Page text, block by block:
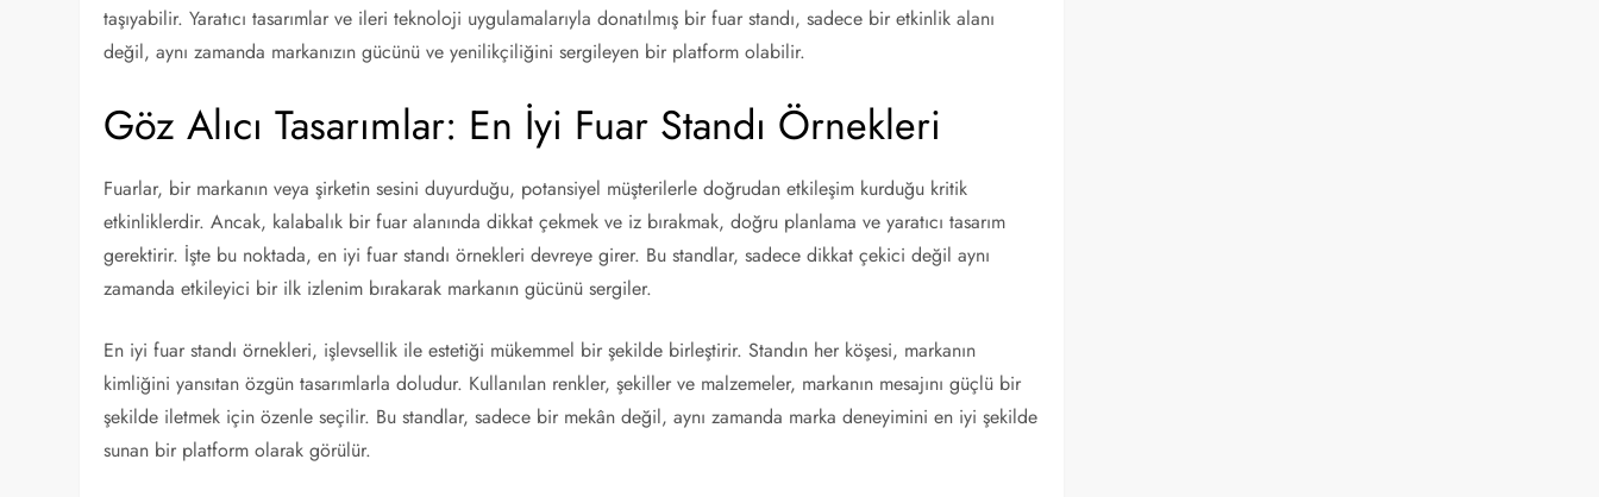
taşıyabilir. Yaratıcı tasarımlar ve ileri teknoloji uygulamalarıyla donatılmış bir fuar standı, sadece bir etkinlik alanı
değil, aynı zamanda markanızın gücünü ve yenilikçiliğini sergileyen bir platform olabilir.
Göz Alıcı Tasarımlar: En İyi Fuar Standı Örnekleri
Fuarlar, bir markanın veya şirketin sesini duyurduğu, potansiyel müşterilerle doğrudan etkileşim kurduğu kritik
etkinliklerdir. Ancak, kalabalık bir fuar alanında dikkat çekmek ve iz bırakmak, doğru planlama ve yaratıcı tasarım
gerektirir. İşte bu noktada, en iyi fuar standı örnekleri devreye girer. Bu standlar, sadece dikkat çekici değil aynı
zamanda etkileyici bir ilk izlenim bırakarak markanın gücünü sergiler.
En iyi fuar standı örnekleri, işlevsellik ile estetiği mükemmel bir şekilde birleştirir. Standın her köşesi, markanın
kimliğini yansıtan özgün tasarımlarla doludur. Kullanılan renkler, şekiller ve malzemeler, markanın mesajını güçlü bir
şekilde iletmek için özenle seçilir. Bu standlar, sadece bir mekân değil, aynı zamanda marka deneyimini en iyi şekilde
sunan bir platform olarak görülür.